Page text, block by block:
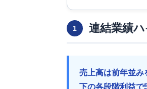
1 連結業績
売上高は前年並み
下の各段階利益で